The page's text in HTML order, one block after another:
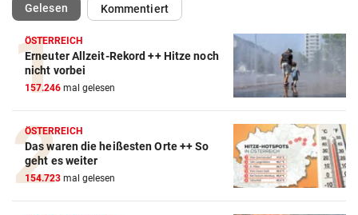
Gelesen(ausgewählt)Kommentiert
ÖSTERREICH
Erneuter Allzeit-Rekord ++ Hitze noch
nicht vorbei
157.246 mal gelesen
ÖSTERREICH
Das waren die heißesten Orte ++ So
geht es weiter
154.723 mal gelesen
Action-Cam Vergleich
ZUM VERGLEICH
Crosstrainer Vergleich
ZUM VERGLEICH
E-Bike Vergleich
ZUM VERGLEICH